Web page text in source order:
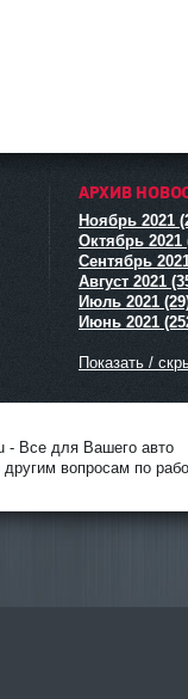
АРХИВ
Ноябрь 2021
Октябрь 2021
Сентябрь
Август 2021
Июль 2021
Июнь 2021
Показать /
- Все для Вашего авто
вопросам по